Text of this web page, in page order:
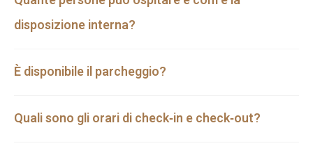
disposizione interna?
È disponibile il parcheggio?
Quali sono gli orari di check‑in e check‑out?